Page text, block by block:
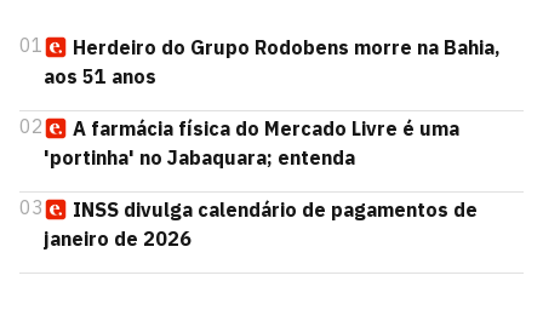
01
Herdeiro do Grupo Rodobens morre na Bahia,
aos 51 anos
02
A farmácia física do Mercado Livre é uma
'portinha' no Jabaquara; entenda
03
INSS divulga calendário de pagamentos de
janeiro de 2026